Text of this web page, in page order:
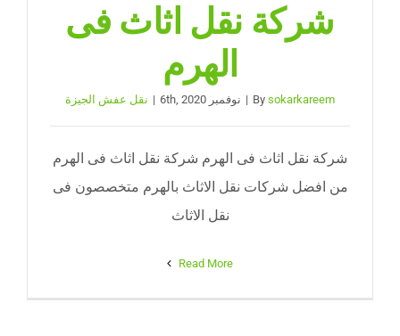
شركة نقل اثاث فى
الهرم
By sokarkareem
| نوفمبر 6th, 2020 | نقل عفش الجيزة
شركة نقل اثاث فى الهرم شركة نقل اثاث فى الهرم
من افضل شركات نقل الاثاث بالهرم متخصصون فى
نقل الاثاث
Read More